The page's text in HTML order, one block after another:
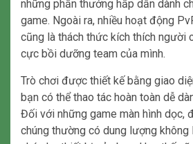
những phần thưởng hấp dẫn dành
game. Ngoài ra, nhiều hoạt động
cũng là thách thức kích thích người
cực bồi dưỡng team của mình.
Trò chơi được thiết kế bằng giao
bạn có thể thao tác hoàn toàn dễ
Đối với những game màn hình dọc,
chúng thường có dung lượng